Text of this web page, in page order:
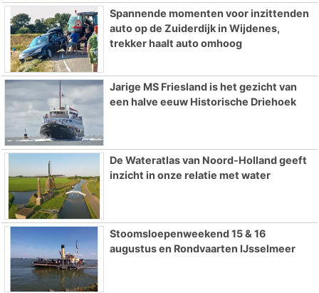
Spannende momenten voor inzittenden
auto op de Zuiderdijk in Wijdenes,
trekker haalt auto omhoog
Jarige MS Friesland is het gezicht van
een halve eeuw Historische Driehoek
De Wateratlas van Noord-Holland geeft
inzicht in onze relatie met water
Stoomsloepenweekend 15 & 16
augustus en Rondvaarten IJsselmeer